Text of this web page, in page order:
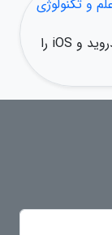
و تکنولوژی
چگونه اپلیکیشن های رایگان شده برای اندروید و iOS را